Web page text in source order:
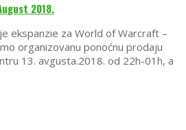
2018.
ekspanzie za World of Warcraft –
organizovanu ponoćnu prodaju
13. avgusta.2018. od 22h-01h, a